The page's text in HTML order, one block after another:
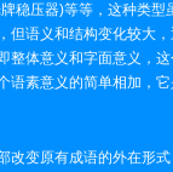
稳压器)等等，这种类型
但语义和结构变化较大
整体意义和字面意义，
语素意义的简单相加，
改变原有成语的外在形